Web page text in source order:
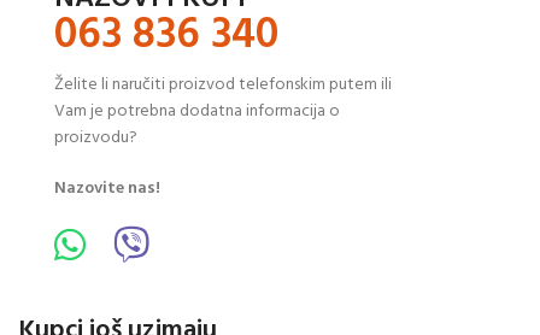
063 836 340
Želite li naručiti proizvod telefonskim putem ili
Vam je potrebna dodatna informacija o
proizvodu?
Nazovite nas!